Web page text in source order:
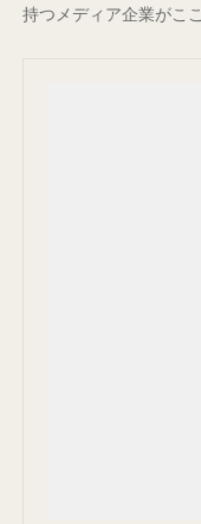
持つメディア企業がこ